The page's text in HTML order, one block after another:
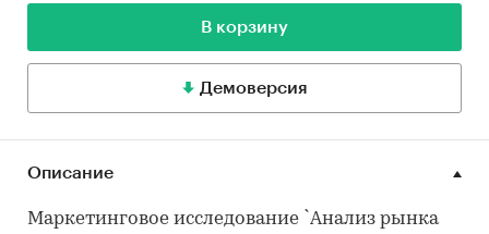
В корзину
Демоверсия
Описание
Маркетинговое исследование `Анализ рынка